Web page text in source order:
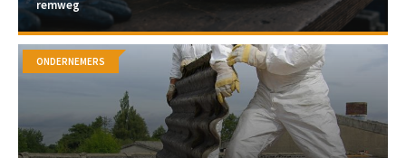
remweg
ONDERNEMERS